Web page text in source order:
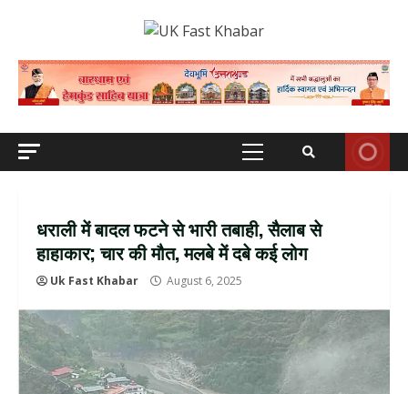
Primary
धराली में बादल फटने से भारी तबाही, सैलाब से
हाहाकार; चार की मौत, मलबे में दबे कई लोग
Uk Fast Khabar August 6, 2025